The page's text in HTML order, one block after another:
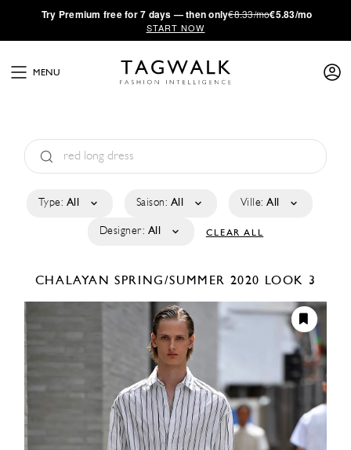
·Try Premium free for 7 days — then only€8.33/mo€5.83/mo
START NOW
MENU
Type: All Saison: All Ville: All
Designer: All CLEAR ALL
CHALAYANSPRING/SUMMER 2020 LOOK 3